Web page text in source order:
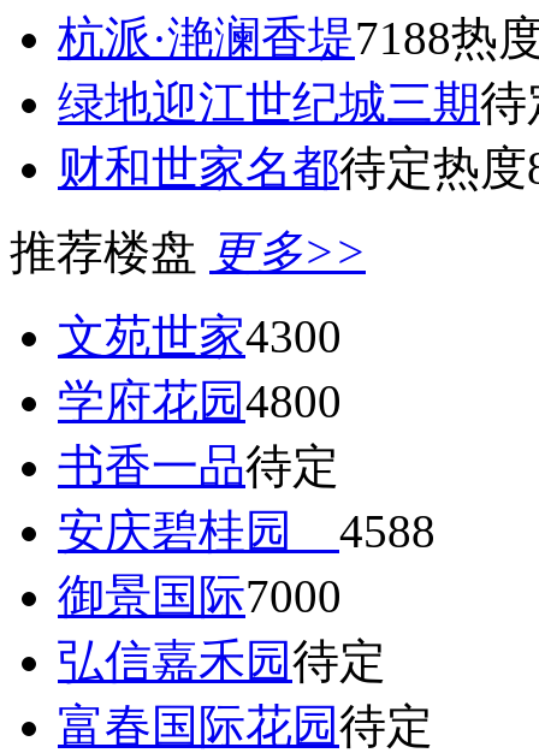
杭派·滟澜香堤7188热
绿地迎江世纪城三期待
财和世家名都待定热度
推荐楼盘 更多>>
文苑世家4300
学府花园4800
书香一品待定
安庆碧桂园 4588
御景国际7000
弘信嘉禾园待定
富春国际花园待定